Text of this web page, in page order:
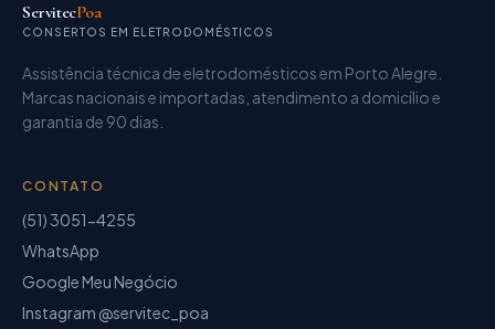
ServitecPoa
CONSERTOS EM ELETRODOMÉSTICOS
Assistência técnica de eletrodomésticosem Porto Alegre.
Marcas nacionais e importadas, atendimento a domicílio e
garantia de 90 dias
CONTATO
(51) 3051-4255
WhatsApp
Google Meu Negócio
Instagram @servitec_poa